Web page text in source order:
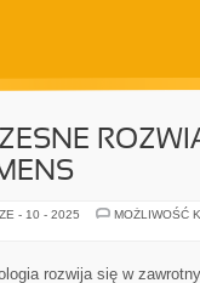
- 10 - 2025
MOŻLIWOŚĆ
rozwija się w